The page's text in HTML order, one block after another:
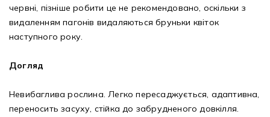
червні, пізніше робити це не рекомендовано, оскільки з
видаленням пагонів видаляються бруньки квіток
наступного року.
Догляд
Невибаглива рослина. Легко пересаджується, адаптивна,
переносить засуху, стійка до забрудненого довкілля.